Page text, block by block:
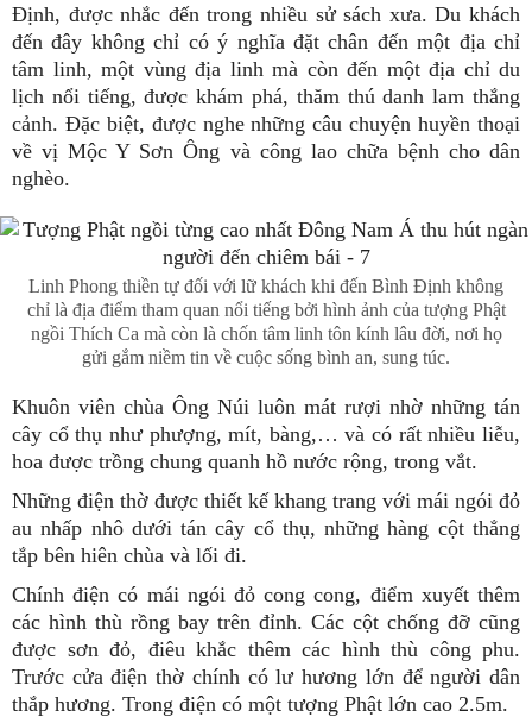
Định, được nhắc đến trong nhiều sử sách xưa. Du khách
đến đây không chỉ có ý nghĩa đặt chân đến một địa chỉ
tâm linh, một vùng địa linh mà còn đến một địa chỉ du
lịch nổi tiếng, được khám phá, thăm thú danh lam thắng
cảnh. Đặc biệt, được nghe những câu chuyện huyền thoại
về vị Mộc Y Sơn Ông và công lao chữa bệnh cho dân
nghèo.
Linh Phong thiền tự đối với lữ khách khi đến Bình Định không
chỉ là địa điểm tham quan nổi tiếng bởi hình ảnh của tượng Phật
ngồi Thích Ca mà còn là chốn tâm linh tôn kính lâu đời, nơi họ
gửi gắm niềm tin về cuộc sống bình an, sung túc.
Khuôn viên chùa Ông Núi luôn mát rượi nhờ những tán
cây cổ thụ như phượng, mít, bàng,… và có rất nhiều liễu,
hoa được trồng chung quanh hồ nước rộng, trong vắt.
Những điện thờ được thiết kế khang trang với mái ngói đỏ
au nhấp nhô dưới tán cây cổ thụ, những hàng cột thẳng
tắp bên hiên chùa và lối đi.
Chính điện có mái ngói đỏ cong cong, điểm xuyết thêm
các hình thù rồng bay trên đỉnh. Các cột chống đỡ cũng
được sơn đỏ, điêu khắc thêm các hình thù công phu.
Trước cửa điện thờ chính có lư hương lớn để người dân
thắp hương. Trong điện có một tượng Phật lớn cao 2.5m.